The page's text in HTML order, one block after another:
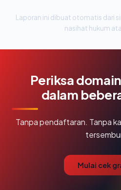
Laporan ini dibuat otomatis dari
nasihat hukum
Periksa
dalam
Tanpa pendaftaran. Tanpa
Mulai cek